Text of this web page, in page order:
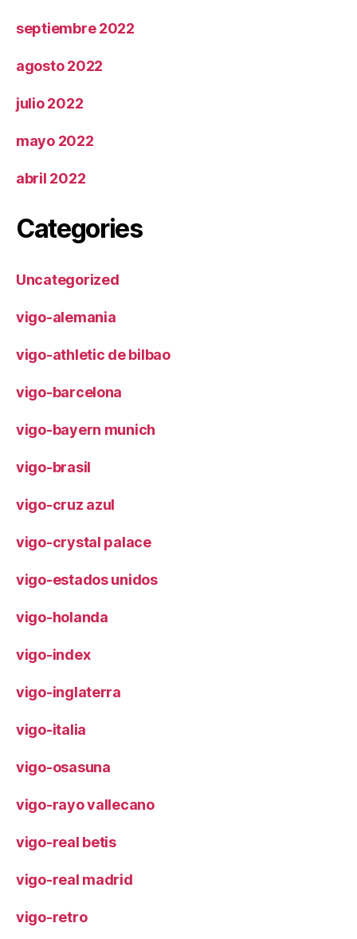
septiembre 2022
agosto 2022
julio 2022
mayo 2022
abril 2022
Categories
Uncategorized
vigo-alemania
vigo-athletic de bilbao
vigo-barcelona
vigo-bayern munich
vigo-brasil
vigo-cruz azul
vigo-crystal palace
vigo-estados unidos
vigo-holanda
vigo-index
vigo-inglaterra
vigo-italia
vigo-osasuna
vigo-rayo vallecano
vigo-real betis
vigo-real madrid
vigo-retro